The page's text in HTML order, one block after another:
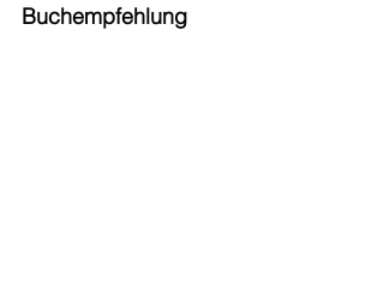
Buchempfehlung